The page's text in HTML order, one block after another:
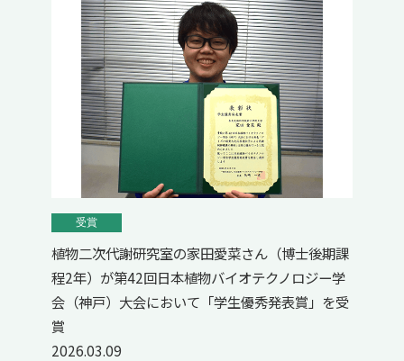
受賞
植物二次代謝研究室の家田愛菜さん（博士後期課
程2年）が第42回日本植物バイオテクノロジー学
会（神戸）大会において「学生優秀発表賞」を受
賞
2026.03.09